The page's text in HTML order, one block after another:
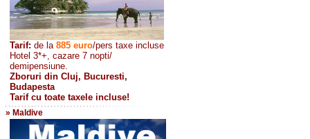
Tarif: de la 885 euro/pers taxe incluse
Hotel 3*+, cazare 7 nopti/
demipensiune.
Zboruri din Cluj, Bucuresti,
Budapesta
Tarif cu toate taxele incluse!
» Maldive